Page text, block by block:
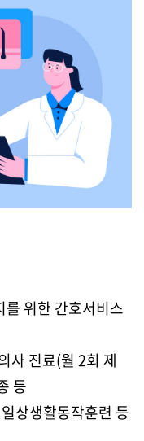
위한 간호서비스
사 진료(월 2회 제
등
상생활동작훈련 등